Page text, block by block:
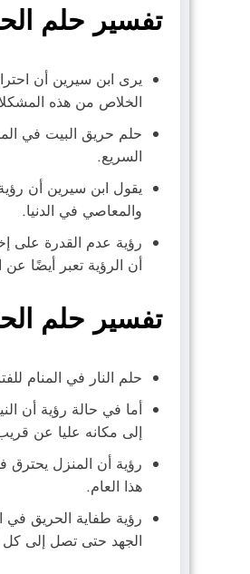
تفسير حلم
يرى ابن سيرين أن
الخلاص من هذه
حلم حريق البيت في
السريع.
يقول ابن سيرين أن
والمعاصي في الدنيا.
رؤية عدم القدرة على
أن الرؤية تعبر أيضًا
تفسير حلم
حلم النار في المنام
أما في حالة رؤية أن
إلى مكانه عليا عن
رؤية أن المنزل يحترق
هذا العام.
رؤية طفاية الحريق في
الجهد حتى تصل إلى كل